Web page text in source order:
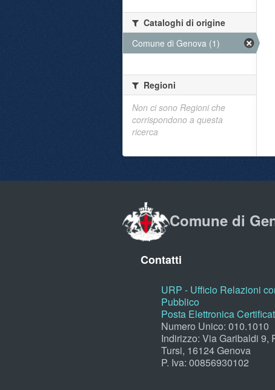
Cataloghi di origine
Comune di Genova (1)
Regioni
Non ci sono Regioni che
corrispondono a questa
ricerca
Comune di
Contatti
URP - Ufficio Relazioni
Pubblico
Posta Elettronica
Numero Unico: 010.1010
Indirizzo: Via Garibaldi 9,
Tursi, 16124 Genova
P. Iva: 00856930102